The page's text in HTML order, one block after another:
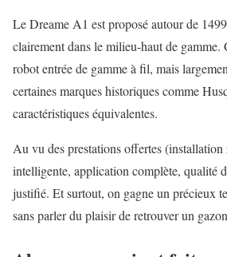
Le Dreame A1 est proposé autour de
clairement dans le milieu-haut de gamme.
robot entrée de gamme à fil, mais
certaines marques historiques comme
caractéristiques équivalentes.
Au vu des prestations offertes
intelligente, application complète, qualité
justifié. Et surtout, on gagne un précieux
sans parler du plaisir de retrouver un